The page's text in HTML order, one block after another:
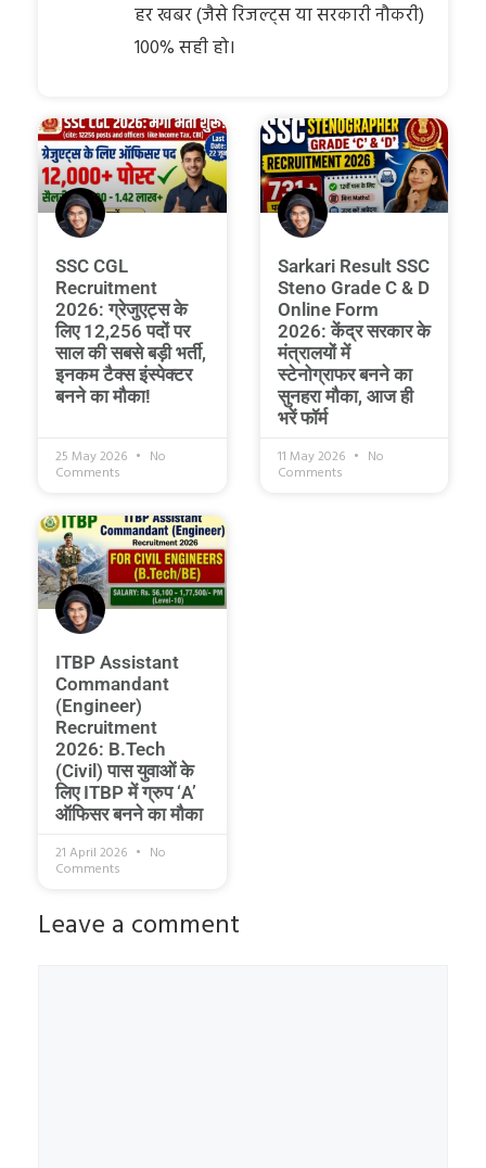
हर खबर (जैसे रिजल्ट्स या सरकारी नौकरी)
100% सही हो।
SSC CGL
Recruitment
2026: ग्रेजुएट्स के
लिए 12,256 पदों पर
साल की सबसे बड़ी भर्ती,
इनकम टैक्स इंस्पेक्टर
बनने का मौका!
25 May 2026 No
Comments
Sarkari Result SSC
Steno Grade C & D
Online Form
2026: केंद्र सरकार के
मंत्रालयों में
स्टेनोग्राफर बनने का
सुनहरा मौका, आज ही
भरें फॉर्म
11 May 2026
No
Comments
ITBP Assistant
Commandant
(Engineer)
Recruitment
2026: B.Tech
(Civil) पास युवाओं के
लिए ITBP में ग्रुप ‘A’
ऑफिसर बनने का मौका
21 April 2026
No
Comments
Leave a comment